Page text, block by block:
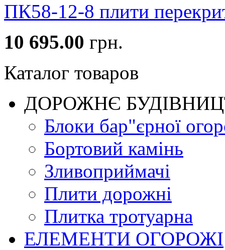
ПК58-12-8 плити
10 695.00 грн.
Каталог товаров
ДОРОЖНЄ
Блоки бар"єрної
Бортовий камінь
Зливоприймачі
Плити дорожні
Плитка тротуарна
ЕЛЕМЕНТИ ОГОРОЖІ